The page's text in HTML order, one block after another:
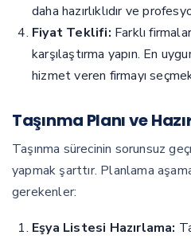
daha hazırlıklıdır ve
Fiyat Teklifi: Farklı
karşılaştırma yapın. En
hizmet veren firmayı
Taşınma Planı ve
Taşınma sürecinin sorunsuz
yapmak şarttır. Planlama
gerekenler:
Eşya Listesi Hazırlama: